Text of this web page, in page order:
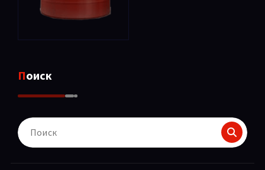
Поиск
Поиск
для: